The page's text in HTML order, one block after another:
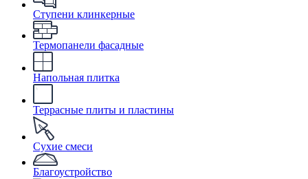
Ступени клинкерные
Термопанели фасадные
Напольная плитка
Террасные плиты и пластины
Сухие смеси
Благоустройство